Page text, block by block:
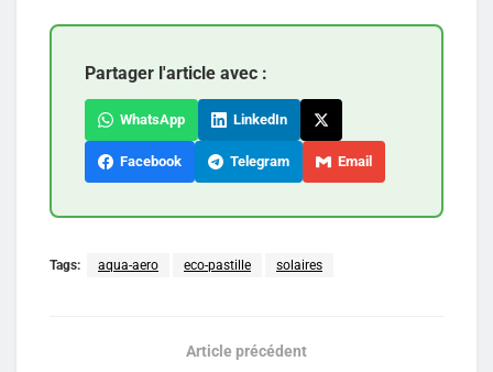
Partager l'article avec :
WhatsApp LinkedIn
Facebook Telegram Email
Tags: aqua-aero eco-pastille solaires
Article précédent